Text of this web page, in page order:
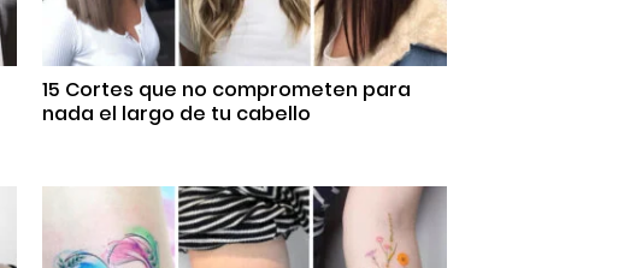
15 Cortes que no comprometen para
nada el largo de tu cabello